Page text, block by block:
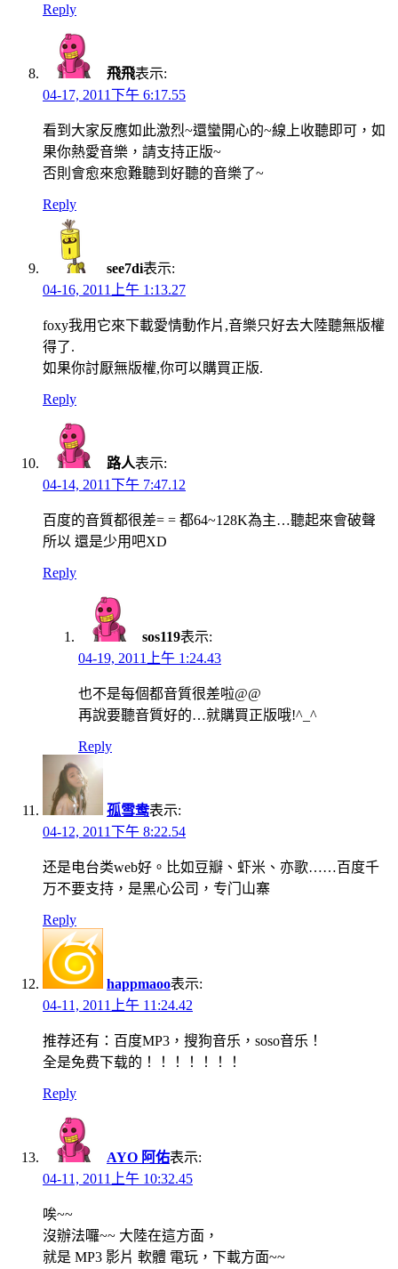
Reply
飛飛表示:
04-17, 2011下午 6:17.55
看到大家反應如此激烈~還蠻開心的~線上收聽即可，如
果你熱愛音樂，請支持正版~
否則會愈來愈難聽到好聽的音樂了~
Reply
see7di表示:
04-16, 2011上午 1:13.27
foxy我用它來下載愛情動作片,音樂只好去大陸聽無版權
得了.
如果你討厭無版權,你可以購買正版.
Reply
路人表示:
04-14, 2011下午 7:47.12
百度的音質都很差= = 都64~128K為主…聽起來會破聲
所以 還是少用吧XD
Reply
sos119表示:
04-19, 2011上午 1:24.43
也不是每個都音質很差啦@@
再說要聽音質好的…就購買正版哦!^_^
Reply
孤雪鸯表示:
04-12, 2011下午 8:22.54
还是电台类web好。比如豆瓣、虾米、亦歌……百度千
万不要支持，是黑心公司，专门山寨
Reply
happmaoo表示:
04-11, 2011上午 11:24.42
推荐还有：百度MP3，搜狗音乐，soso音乐！
全是免费下载的！！！！！！！
Reply
AYO 阿佑表示:
04-11, 2011上午 10:32.45
唉~~
沒辦法囉~~ 大陸在這方面，
就是 MP3 影片 軟體 電玩，下載方面~~